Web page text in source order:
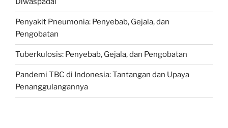
Penyakit Pneumonia: Penyebab, Gejala, dan
Pengobatan
Tuberkulosis: Penyebab, Gejala, dan Pengobatan
Pandemi TBC di Indonesia: Tantangan dan Upaya
Penanggulangannya